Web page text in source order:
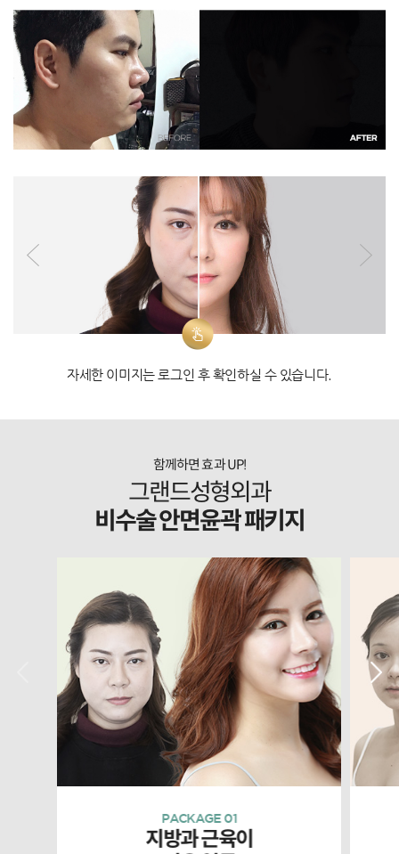
자세한 이미지는 로그인 후 확인하실 수 있습니다.
함께하면 효과 UP!
그랜드성형외과
비수술 안면윤곽 패키지
PACKAGE 01
지방과 근육이